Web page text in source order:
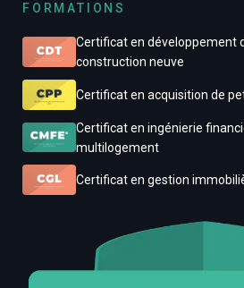
FORMATIONS
Certificat en développement
construction neuve
Certificat en acquisition de
Certificat en ingénierie
multilogement
Certificat en gestion